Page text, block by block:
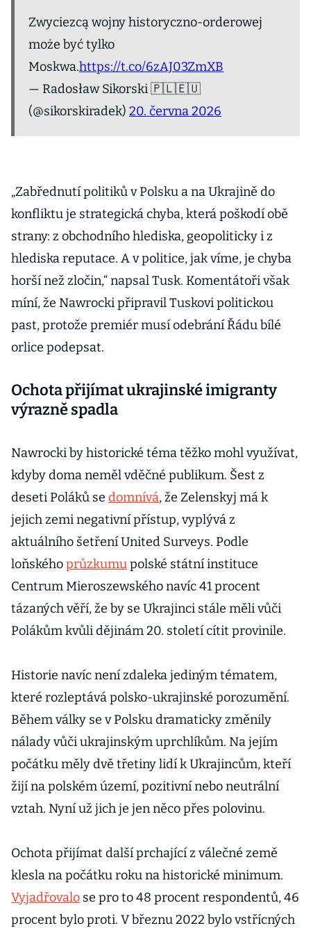
Zwyciezcą wojny historyczno-orderowej
może być tylko
Moskwa.https://t.co/6zAJ03ZmXB
— Radosław Sikorski 🇵🇱🇪🇺
(@sikorskiradek) 20. června 2026
„Zabřednutí politiků v Polsku a na Ukrajině do
konfliktu je strategická chyba, která poškodí obě
strany: z obchodního hlediska, geopoliticky i z
hlediska reputace. A v politice, jak víme, je chyba
horší než zločin,“ napsal Tusk. Komentátoři však
míní, že Nawrocki připravil Tuskovi politickou
past, protože premiér musí odebrání Řádu bílé
orlice podepsat.
Ochota přijímat ukrajinské imigranty
výrazně spadla
Nawrocki by historické téma těžko mohl využívat,
kdyby doma neměl vděčné publikum. Šest z
deseti Poláků se domnívá, že Zelenskyj má k
jejich zemi negativní přístup, vyplývá z
aktuálního šetření United Surveys. Podle
loňskéhoprůzkumupolské státní instituce
Centrum Mieroszewského navíc 41 procent
tázaných věří, že by se Ukrajinci stále měli vůči
Polákům kvůli dějinám 20. století cítit provinile.
Historie navíc není zdaleka jediným tématem,
které rozleptává polsko-ukrajinské porozumění.
Během války se v Polsku dramaticky změnily
nálady vůči ukrajinským uprchlíkům. Na jejím
počátku měly dvě třetiny lidí k Ukrajincům, kteří
žijí na polském území, pozitivní nebo neutrální
vztah. Nyní už jich je jen něco přes polovinu.
Ochota přijímat další prchající z válečné země
klesla na počátku roku na historické minimum.
Vyjadřovalo se pro to 48 procent respondentů, 46
procent bylo proti. V březnu 2022 bylo vstřícných